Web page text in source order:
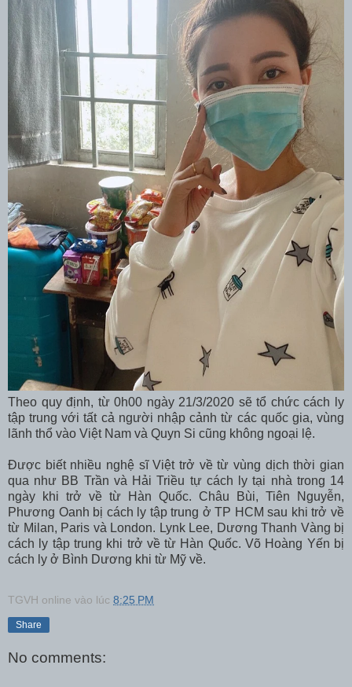
Theo quy định, từ 0h00 ngày 21/3/2020 sẽ tổ chức cách ly
tập trung với tất cả người nhập cảnh từ các quốc gia, vùng
lãnh thổ vào Việt Nam và Quyn Si cũng không ngoại lệ.
Được biết nhiều nghệ sĩ Việt trở về từ vùng dịch thời gian
qua như BB Trần và Hải Triều tự cách ly tại nhà trong 14
ngày khi trở về từ Hàn Quốc. Châu Bùi, Tiên Nguyễn,
Phương Oanh bị cách ly tập trung ở TP HCM sau khi trở về
từ Milan, Paris và London. Lynk Lee, Dương Thanh Vàng bị
cách ly tập trung khi trở về từ Hàn Quốc. Võ Hoàng Yến bị
cách ly ở Bình Dương khi từ Mỹ về.
TGVH online vào lúc 8:25 PM
Share
No comments: